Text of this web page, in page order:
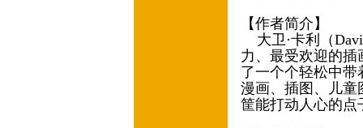
【作者简介】
大卫·卡利（
力、最受欢迎的
了一个个轻松中
漫画、插图、儿童
筐能打动人心的